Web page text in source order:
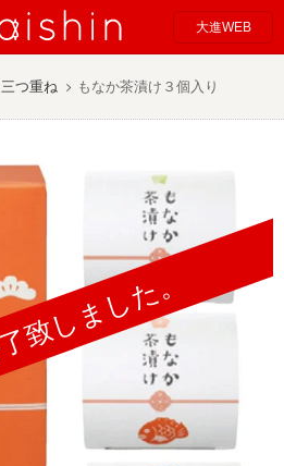
大進WEB
三つ重ね もなか茶漬け３個入り
しました。